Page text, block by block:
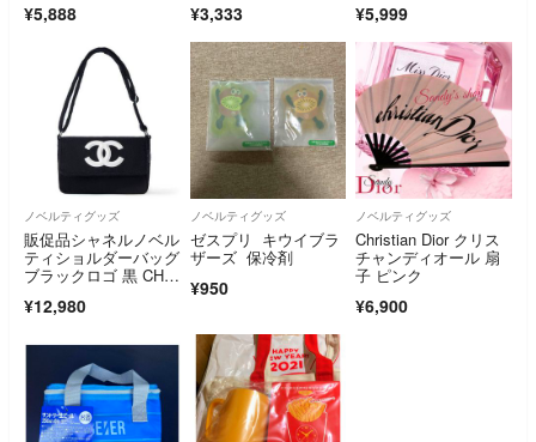
スミン
¥5,888 ¥3,333 ¥5,999
ノベルティグッズ
販促品シャネルノベル
ティショルダーバッグ
ブラックロゴ 黒 CHA
¥12,980
ノベルティグッズ
ゼスプリ キウイブラ
ザーズ 保冷剤
¥950
ノベルティグッズ
Christian Dior クリス
チャンディオール 扇
子 ピンク
¥6,900